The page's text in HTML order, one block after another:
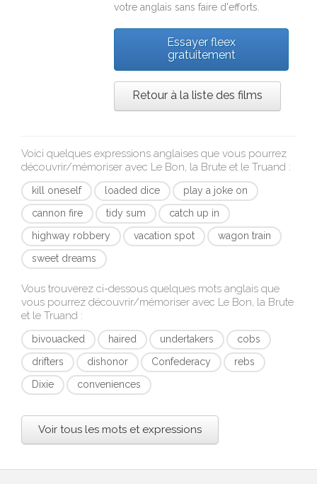
votre anglais sans faire d'efforts.
Essayer fleex
gratuitement
Retour à la liste des films
Voici quelques expressions anglaises que vous pourrez
découvrir/mémoriser avec Le Bon, la Brute et le Truand :
kill oneself loaded dice
play a joke on
cannon fire
tidy sum
catch up in
highway robbery
vacation spot
wagon train
sweet dreams
Vous trouverez ci-dessous quelques mots anglais que
vous pourrez découvrir/mémoriser avec Le Bon, la Brute
et le Truand :
bivouacked haired undertakers
cobs
drifters
dishonor Confederacy
rebs
Dixie
conveniences
Voir tous les mots et expressions